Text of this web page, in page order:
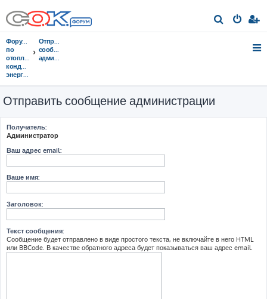
о
Форумы
по
отоплению,
кондиционированию,
энергосбережению
Отправить
сообщение
администрации
Отправить сообщение администрации
Получатель:
Администратор
Ваш адрес email:
Ваше имя:
Заголовок:
Текст сообщения:
Сообщение будет отправлено в виде простого текста, не включайте в него HTML
или BBCode. В качестве обратного адреса будет показываться ваш адрес email.